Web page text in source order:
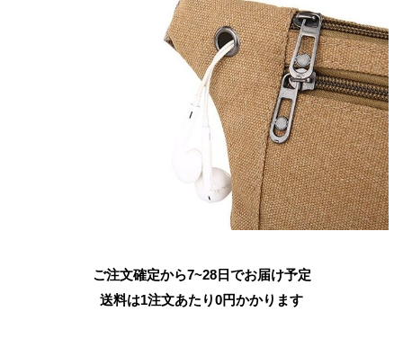
ご注文確定から7~28日でお届け予定
送料は1注文あたり0円かかります